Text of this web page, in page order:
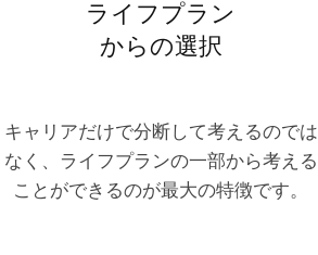
ライフプラン
からの選択
キャリアだけで分断して考えるのでは
なく、ライフプランの一部から考える
ことができるのが最大の特徴です。